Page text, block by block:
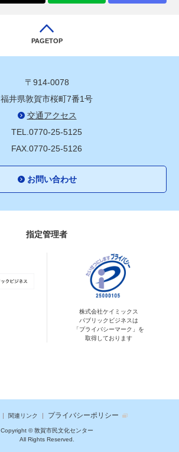
PAGETOP
〒914-0078
福井県敦賀市桜町7番1号
交通アクセス
TEL.0770-25-5125
FAX.0770-25-5126
お問い合わせ
指定管理者
株式会社ケイミックス
パブリックビジネスは
「プライバシーマーク」を
取得しております
関連リンク プライバシーポリシー
Copyright © 敦賀市民文化センター
All Rights Reserved.